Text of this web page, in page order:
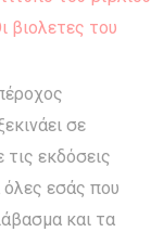
βιολετες του
σε
τις εκδόσεις
όλες εσάς που
και τα